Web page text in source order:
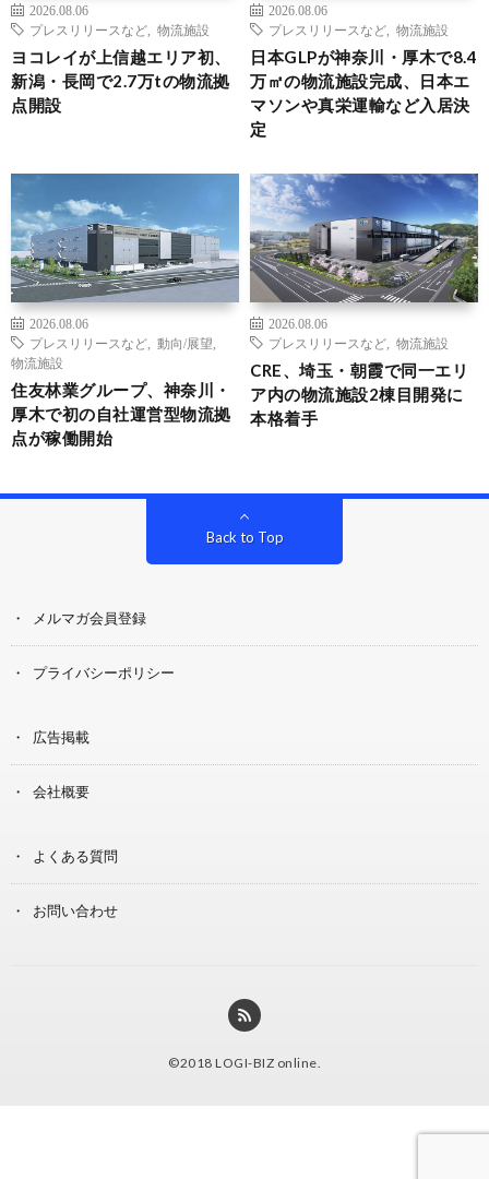
2026.08.06
プレスリリースなど
物流施設
ヨコレイが上信越エリア初、
新潟・長岡で2.7万tの物流拠
点開設
2026.08.06
プレスリリースなど
物流施設
日本GLPが神奈川・厚木で8.4
万㎡の物流施設完成、日本エ
マソンや真栄運輸など入居決
定
2026.08.06
プレスリリースなど
動向/展望
物流施設
住友林業グループ、神奈川・
厚木で初の自社運営型物流拠
点が稼働開始
2026.08.06
プレスリリースなど
物流施設
CRE、埼玉・朝霞で同一エリ
ア内の物流施設2棟目開発に
本格着手
Back to Top
メルマガ会員登録
プライバシーポリシー
広告掲載
会社概要
よくある質問
お問い合わせ
©2018 LOGI-BIZ online